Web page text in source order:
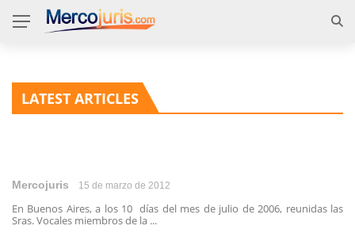
LATEST ARTICLES
Mercojuris 15 de marzo de 2012
En Buenos Aires, a los 10 días del mes de julio de 2006, reunidas las
Sras. Vocales miembros de la ...